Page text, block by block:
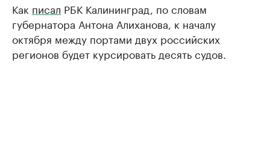
Как писал РБК Калининград, по словам
губернатора Антона Алиханова, к началу
октября между портами двух российских
регионов будет курсировать десять судов.